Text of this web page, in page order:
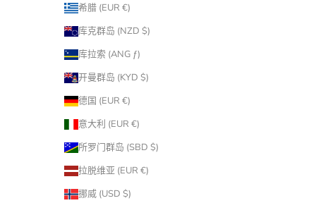
希腊 (EUR €)
库克群岛 (NZD $)
库拉索 (ANG ƒ)
开曼群岛 (KYD $)
德国 (EUR €)
意大利 (EUR €)
所罗门群岛 (SBD $)
拉脱维亚 (EUR €)
挪威 (USD $)